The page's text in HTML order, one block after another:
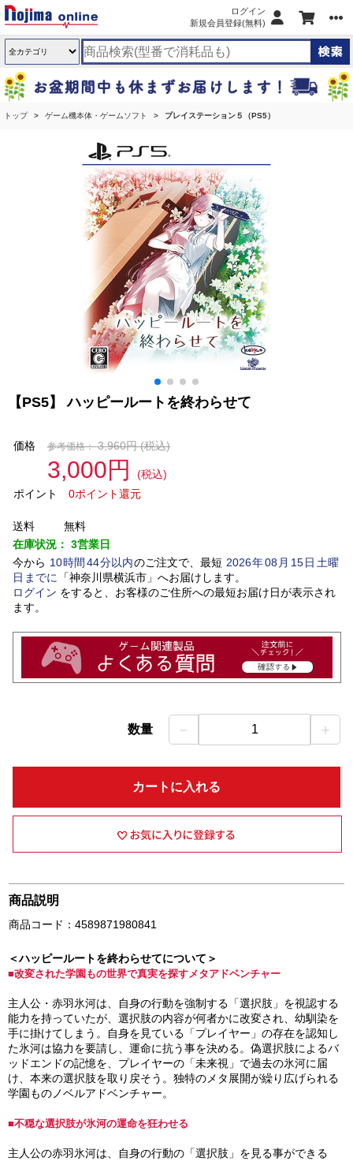
ログイン
新規会員登録(無料)
トップ ゲーム機本体・ゲームソフト プレイステーション５（PS5）
【PS5】 ハッピールートを終わらせて
価格 参考価格： 3,960円(税込)
3,000円
(税込)
ポイント
0ポイント還元
送料
無料
在庫状況： 3営業日
今から 10時間 44分以内のご注文で、最短 2026年08 月 15日土曜
日 までに 「神奈川県横浜市」 へお届けします。
ログイン をすると、お客様のご住所への最短お届け日が表示され
ます。
数量 － 1 ＋
カートに入れる
商品説明
商品コード：4589871980841
＜ハッピールートを終わらせてについて＞
■改変された学園もの世界で真実を探すメタアドベンチャー
主人公・赤羽氷河は、自身の行動を強制する「選択肢」を視認する
能力を持っていたが、選択肢の内容が何者かに改変され、幼馴染を
手に掛けてしまう。自身を見ている「プレイヤー」の存在を認知し
た氷河は協力を要請し、運命に抗う事を決める。偽選択肢によるバ
ッドエンドの記憶を、プレイヤーの「未来視」で過去の氷河に届
け、本来の選択肢を取り戻そう。独特のメタ展開が繰り広げられる
学園ものノベルアドベンチャー。
■不穏な選択肢が氷河の運命を狂わせる
主人公の赤羽氷河は、自身の行動の「選択肢」を見る事ができる